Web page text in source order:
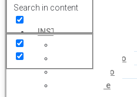
Search in content
INSTITUCIONAL
Coordenação
Financeiro
Estatuto e